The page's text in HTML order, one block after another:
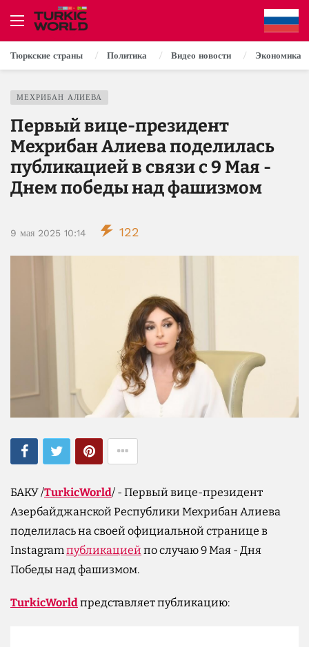
Тюркские страны Политика Видео новости Экономика
МЕХРИБАН АЛИЕВА
Первый вице-президент
Мехрибан Алиева поделилась
публикацией в связи с 9 Мая -
Днем победы над фашизмом
9 мая 2025 10:14 122
БАКУ /TurkicWorld/ - Первый вице-президент
Азербайджанской Республики Мехрибан Алиева
поделилась на своей официальной странице в
Instagramпубликацией по случаю 9 Мая - Дня
Победы над фашизмом.
TurkicWorldпредставляет публикацию: